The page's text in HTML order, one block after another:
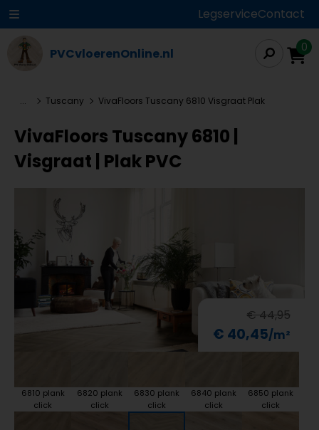
LegserviceContact
PVCvloerenOnline.nl 0
... Tuscany VivaFloors Tuscany 6810 Visgraat Plak
VivaFloors Tuscany 6810 |
Visgraat | Plak PVC
€ 44,95
€ 40,45
6810 plank
click
6820 plank
click
6830 plank
click
6840 plank
click
6850 plank
click